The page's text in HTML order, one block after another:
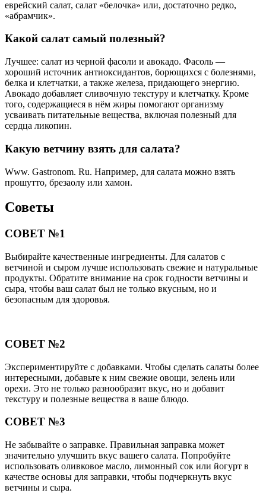
еврейский салат, салат «белочка» или, достаточно редко,
«абрамчик».
Какой салат самый полезный?
Лучшее: салат из черной фасоли и авокадо. Фасоль —
хороший источник антиоксидантов, борющихся с болезнями,
белка и клетчатки, а также железа, придающего энергию.
Авокадо добавляет сливочную текстуру и клетчатку. Кроме
того, содержащиеся в нём жиры помогают организму
усваивать питательные вещества, включая полезный для
сердца ликопин.
Какую ветчину взять для салата?
Www. Gastronom. Ru. Например, для салата можно взять
прошутто, брезаолу или хамон.
Советы
СОВЕТ №1
Выбирайте качественные ингредиенты. Для салатов с
ветчиной и сыром лучше использовать свежие и натуральные
продукты. Обратите внимание на срок годности ветчины и
сыра, чтобы ваш салат был не только вкусным, но и
безопасным для здоровья.
СОВЕТ №2
Экспериментируйте с добавками. Чтобы сделать салаты более
интересными, добавьте к ним свежие овощи, зелень или
орехи. Это не только разнообразит вкус, но и добавит
текстуру и полезные вещества в ваше блюдо.
СОВЕТ №3
Не забывайте о заправке. Правильная заправка может
значительно улучшить вкус вашего салата. Попробуйте
использовать оливковое масло, лимонный сок или йогурт в
качестве основы для заправки, чтобы подчеркнуть вкус
ветчины и сыра.